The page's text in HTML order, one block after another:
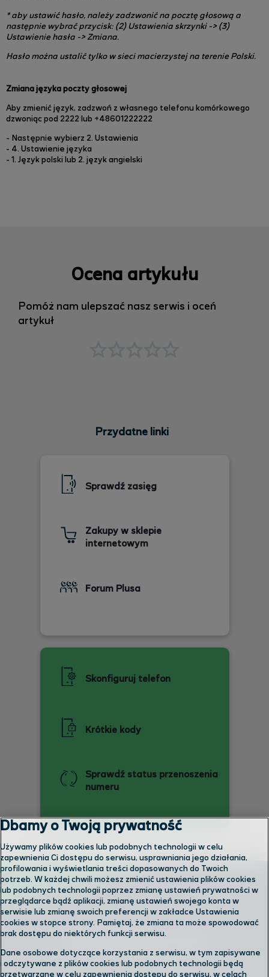
* aby ustawić hasło, należy zadzwonić na pocztę głosową a
następnie wybrać przycisk: (2) Ustawienia skrzynki -> (3)
Ustawienie hasła -> Zmiana.
Hasło można ustalić tylko w sieci macierzystej na terenie Polski.
Zmiana języka poczty głosowej
Aby zmienić język, zadzwoń z własnego telefonu komórkowego
dzwoniąc pod 2222 lub +48601222222
- Następnie wybierz 2. Ustawienia
- 4. Ustawienie języka
- 1. Język polski lub 2. język angielski
Ocena artykułu
Pomóż nam ulepszać nasz serwis i oceń
artykuł
Przydatne linki
Sprawdź zasięg
Zakupy w sklepie
internetowym
Forum Plusa
Skonfiguruj telefon
Krótkie kody
Sprawdź status przenoszenia
numeru
Skontaktuj się z nami
Dbamy o Twoją prywatność
Używamy plików cookies lub podobnych technologii w celu
zapewnienia Ci dostępu do serwisu, usprawniania jego działania,
profilowania i wyświetlania treści dopasowanych do Twoich
potrzeb. W każdej chwili możesz zmienić ustawienia plików cookies
lub podobnych technologii poprzez zmianę ustawień prywatności w
przeglądarce bądź aplikacji, zmianę ustawień swojego konta w
serwisie lub zmianę swoich preferencji w zakładce Ustawienia
cookies w stopce strony. Pamiętaj, że zmiana ta może spowodować
brak dostępu do niektórych funkcji serwisu.
Dane osobowe dotyczące korzystania z serwisu, w tym zapisywane
i odczytywane z plików cookies lub podobnych technologii będą
przetwarzane w celu zapewnienia dostępu do serwisu, w celach